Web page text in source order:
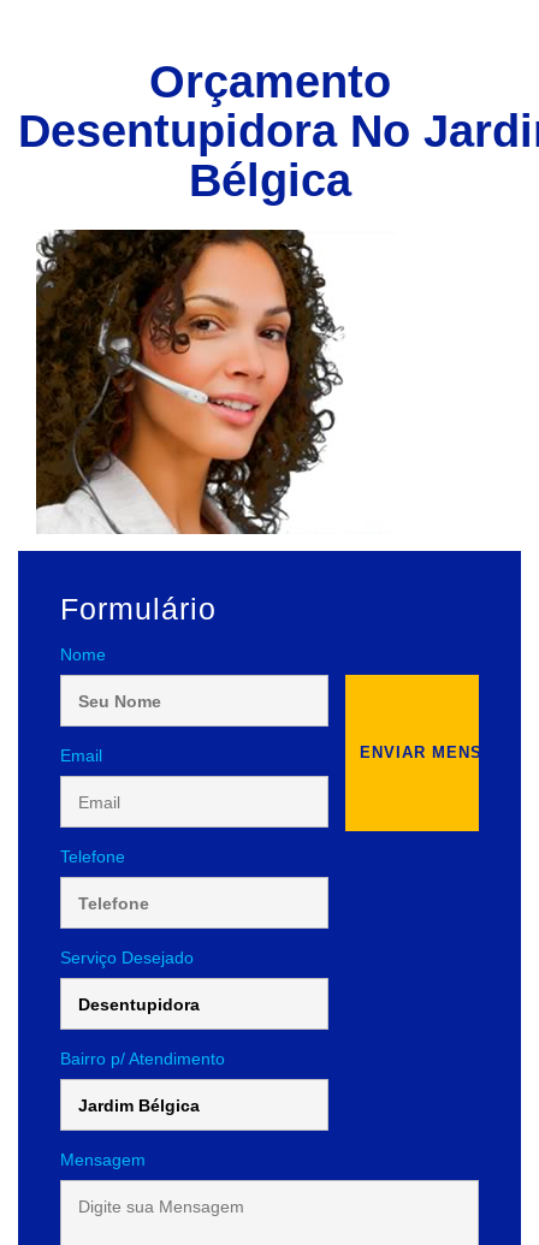
Orçamento
Desentupidora No
Bélgica
Formulário
Nome
Email
Telefone
Serviço Desejado
Bairro p/ Atendimento
Mensagem